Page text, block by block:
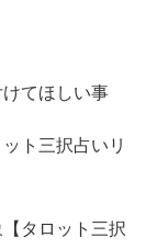
てほしい事
ト三択占いリ
タロット三択